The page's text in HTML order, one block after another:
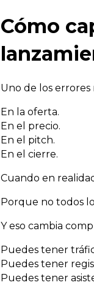
Cómo
Uno de los
En la oferta.
En el precio.
En el pitch.
En el cierre.
Cuando en
Porque no todos
Y eso cambia
Puedes tener
Puedes tener
Puedes tener